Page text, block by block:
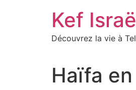
Kef
Découvrez la vie à
Haïfa